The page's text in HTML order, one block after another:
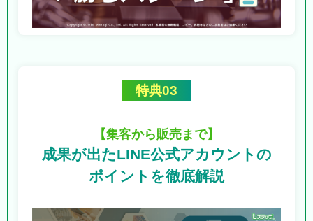
特典03
【集客から販売まで】
成果が出たLINE公式アカウントの
ポイントを徹底解説